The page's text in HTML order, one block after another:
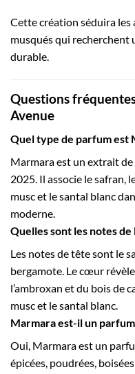
Cette création séduira les
musqués qui recherchent
durable.
Questions
Avenue
Quel type de parfum est
Marmara est un extrait
2025. Il associe le safran,
musc et le santal blanc
moderne.
Quelles sont les notes de
Les notes de tête sont le
bergamote. Le cœur
l’ambroxan et du bois de
musc et le santal blanc.
Marmara est-il un
Oui, Marmara est un
épicées, poudrées,